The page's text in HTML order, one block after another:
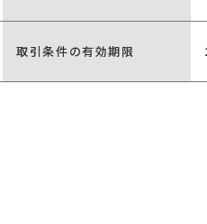
取引条件の有効期限